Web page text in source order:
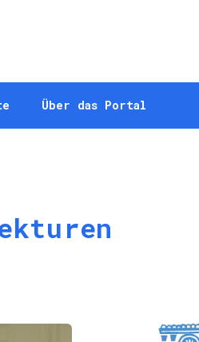
Über das Portal